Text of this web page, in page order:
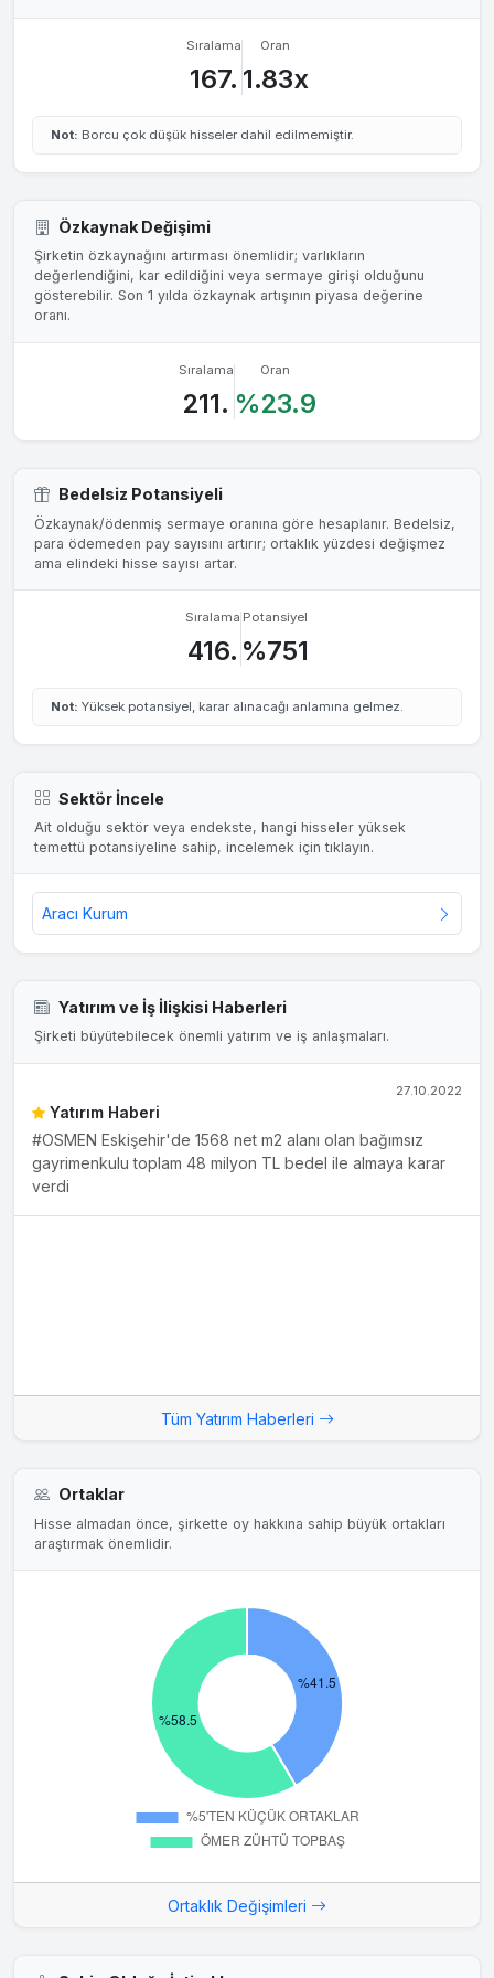
Sıralama
167.
Oran
1.83x
Not: Borcu çok düşük hisseler dahil edilmemiştir.
Özkaynak Değişimi
Şirketin özkaynağını artırması önemlidir; varlıkların
değerlendiğini, kar edildiğini veya sermaye girişi olduğunu
gösterebilir. Son 1 yılda özkaynak artışının piyasa değerine
oranı.
Sıralama
211.
Oran
%23.9
Bedelsiz Potansiyeli
Özkaynak/ödenmiş sermaye oranına göre hesaplanır. Bedelsiz,
para ödemeden pay sayısını artırır; ortaklık yüzdesi değişmez
ama elindeki hisse sayısı artar.
Sıralama
416.
Potansiyel
%751
Not: Yüksek potansiyel, karar alınacağı anlamına gelmez.
Sektör İncele
Ait olduğu sektör veya endekste, hangi hisseler yüksek
temettü potansiyeline sahip, incelemek için tıklayın.
Aracı Kurum
Yatırım ve İş İlişkisi Haberleri
Şirketi büyütebilecek önemli yatırım ve iş anlaşmaları.
27.10.2022
Yatırım Haberi
#OSMEN Eskişehir'de 1568 net m2 alanı olan bağımsız
gayrimenkulu toplam 48 milyon TL bedel ile almaya karar
verdi
Tüm Yatırım Haberleri
Ortaklar
Hisse almadan önce, şirkette oy hakkına sahip büyük ortakları
araştırmak önemlidir.
Ortaklık Değişimleri